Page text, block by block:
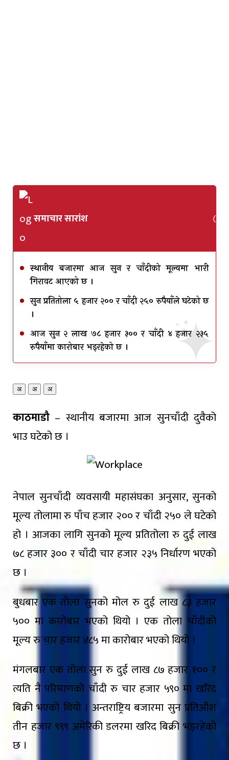
समाचार सारांश
स्थानीय बजारमा आज सुन र चाँदीको मूल्यमा भारी
गिरावट आएको छ ।
सुन प्रतितोला ५ हजार २०० र चाँदी २५० रुपैयाँले घटेको छ
।
आज सुन २ लाख ७८ हजार ३०० र चाँदी ४ हजार २३५
रुपैयाँमा कारोबार भइरहेको छ ।
अ अ अ
काठमाडौ – स्थानीय बजारमा आज सुनचाँदी दुवैको
भाउ घटेको छ ।
नेपाल सुनचाँदी व्यवसायी महासंघका अनुसार, सुनको
मूल्य तोलामा रु पाँच हजार २०० र चाँदी २५० ले घटेको
हो । आजका लागि सुनको मूल्य प्रतितोला रु दुई लाख
७८ हजार ३०० र चाँदी चार हजार २३५ निर्धारण भएको
छ ।
बुधबार एक तोला सुनको मोल रु दुई लाख ८३ हजार
५०० मा कारोबार भएको थियो । एक तोला चाँदीको
मूल्य रु चार हजार ४८५ मा कारोबार भएको थियो ।
मंगलबार एक तोला सुन रु दुई लाख ८७ हजार १०० र
त्यति नै परिमाणको चाँदी रु चार हजार ५९० मा खरिद
बिक्री भएको थियो । अन्तराष्ट्रिय बजारमा सुन प्रतिऔंश
तीन हजार ९९९ अमेरिकी डलरमा खरिद बिक्री भइरहेको
छ ।